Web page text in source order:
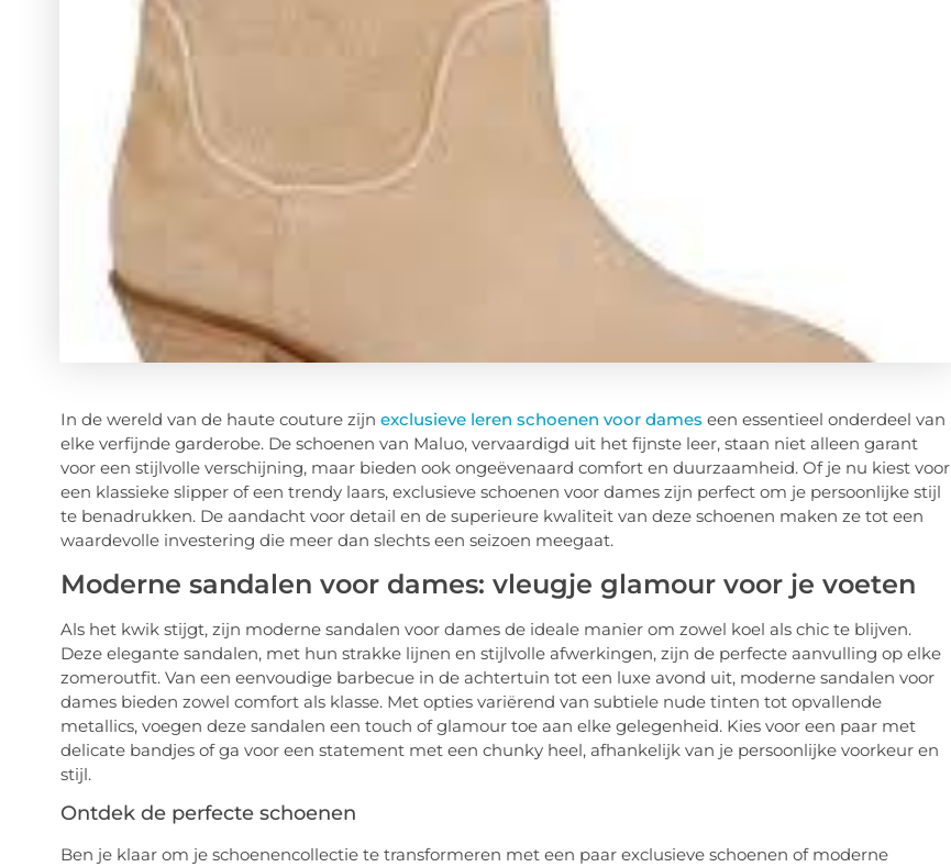
In de wereld van de haute couture zijn exclusieve leren schoenen voor dames een essentieel onderdeel van
elke verfijnde garderobe. De schoenen van Maluo, vervaardigd uit het fijnste leer, staan niet alleen garant
voor een stijlvolle verschijning, maar bieden ook ongeëvenaard comfort en duurzaamheid. Of je nu kiest voor
een klassieke slipper of een trendy laars, exclusieve schoenen voor dames zijn perfect om je persoonlijke stijl
te benadrukken. De aandacht voor detail en de superieure kwaliteit van deze schoenen maken ze tot een
waardevolle investering die meer dan slechts een seizoen meegaat.
Moderne sandalen voor dames: vleugje glamour voor je voeten
Als het kwik stijgt, zijn moderne sandalen voor dames de ideale manier om zowel koel als chic te blijven.
Deze elegante sandalen, met hun strakke lijnen en stijlvolle afwerkingen, zijn de perfecte aanvulling op elke
zomeroutfit. Van een eenvoudige barbecue in de achtertuin tot een luxe avond uit, moderne sandalen voor
dames bieden zowel comfort als klasse. Met opties variërend van subtiele nude tinten tot opvallende
metallics, voegen deze sandalen een touch of glamour toe aan elke gelegenheid. Kies voor een paar met
delicate bandjes of ga voor een statement met een chunky heel, afhankelijk van je persoonlijke voorkeur en
stijl.
Ontdek de perfecte schoenen
Ben je klaar om je schoenencollectie te transformeren met een paar exclusieve schoenen of moderne